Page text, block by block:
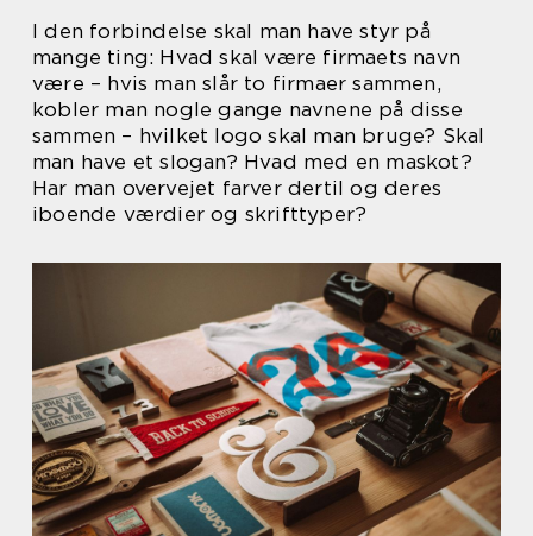
I den forbindelse skal man have styr på
mange ting: Hvad skal være firmaets navn
være – hvis man slår to firmaer sammen,
kobler man nogle gange navnene på disse
sammen – hvilket logo skal man bruge? Skal
man have et slogan? Hvad med en maskot?
Har man overvejet farver dertil og deres
iboende værdier og skrifttyper?